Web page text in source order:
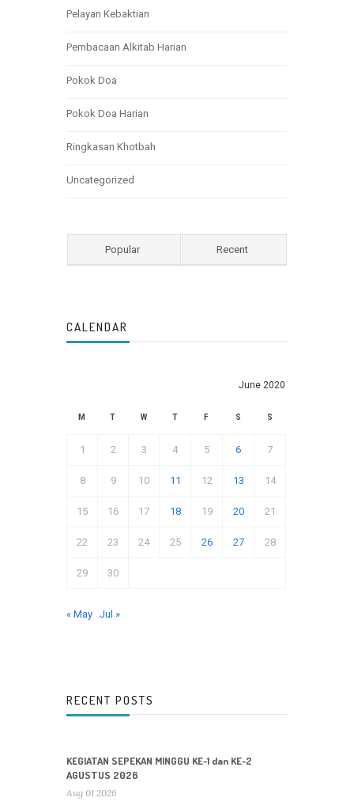
Pelayan Kebaktian
Pembacaan Alkitab Harian
Pokok Doa
Pokok Doa Harian
Ringkasan Khotbah
Uncategorized
Popular Recent
CALENDAR
June 2020
M T W T F S S
1 2 3 4 5 6 7
8 9 10 11 12 13 14
15 16 17 18 19 20 21
22 23 24 25 26 27 28
29 30
« May Jul »
RECENT POSTS
KEGIATAN SEPEKAN MINGGU KE-1 dan KE-2
AGUSTUS 2026
Aug 01 2026